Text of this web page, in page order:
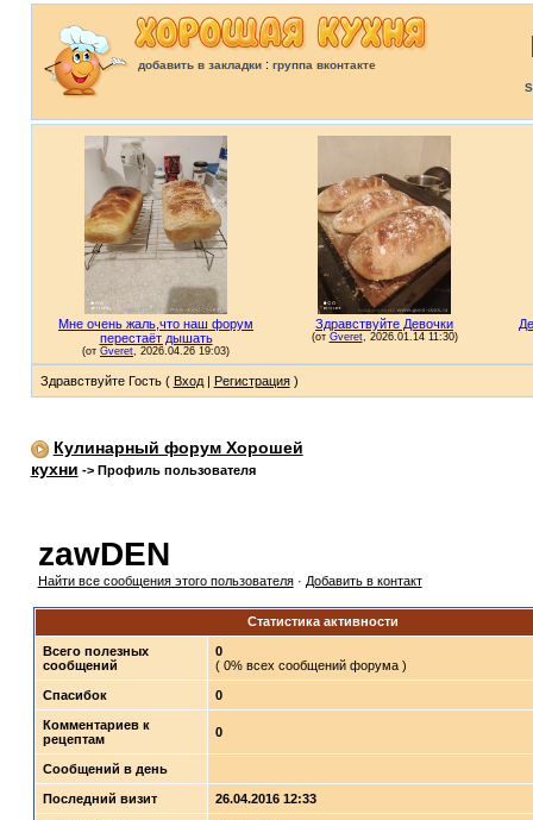
добавить в закладки: группа вконтакте
Здравствуйте Гость ( Вход| Регистрация)
Кулинарный форум Хорошей
кухни -> Профиль пользователя
zawDEN
Найти все сообщения этого пользователя· Добавить в контакт
Статистика активности
Всего полезных
сообщений
0
( 0% всех сообщений форума )
Спасибок 0
Комментариев к
рецептам
0
Сообщений в день
Последний визит 26.04.2016 12:33